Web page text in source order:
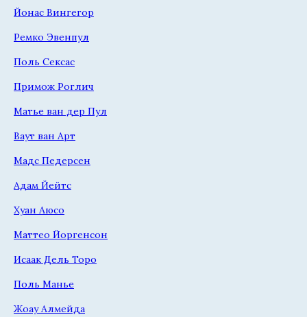
Йонас Вингегор
Ремко Эвенпул
Поль Сексас
Примож Роглич
Матье ван дер Пул
Ваут ван Арт
Мадс Педерсен
Адам Йейтс
Хуан Аюсо
Маттео Йоргенсон
Исаак Дель Торо
Поль Манье
Жоау Алмейда